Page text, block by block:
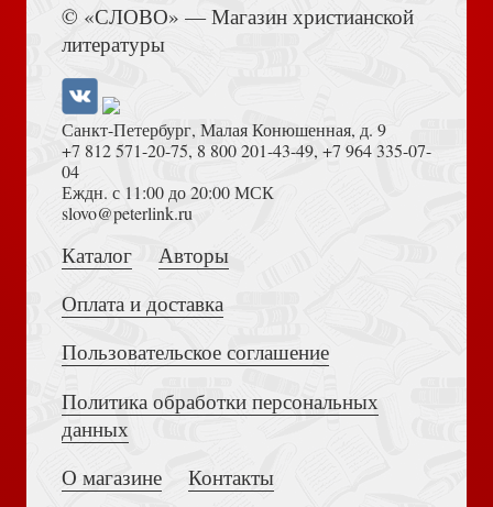
© «СЛОВО» — Магазин христианской
литературы
Санкт-Петербург, Малая Конюшенная, д. 9
+7 812 571-20-75, 8 800 201-43-49, +7 964 335-07-
04
Еждн. с 11:00 до 20:00 МСК
slovo@peterlink.ru
Каталог
Авторы
Оплата и доставка
Пользовательское соглашение
Политика обработки персональных
данных
О магазине
Контакты